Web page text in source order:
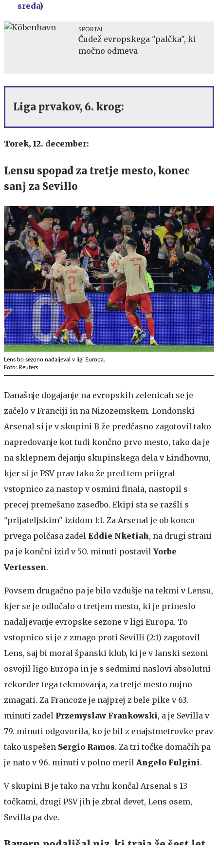
sreda)
SPORTAL
Čudež evropskega "palčka", ki
močno odmeva
Liga prvakov, 6. krog:
Torek, 12. december:
Lensu spopad za tretje mesto, konec
sanj za Sevillo
Lens bo sezono nadaljeval v ligi Europa.
Foto: Reuters
Današnje dogajanje na evropskih zelenicah se je
začelo v Franciji in na Nizozemskem. Londonski
Arsenal si je v skupini B že predčasno zagotovil tako
napredovanje kot tudi končno prvo mesto, tako da je
na sklepnem dejanju skupinskega dela v Eindhovnu,
kjer si je PSV prav tako že pred tem priigral
vstopnico za nastop v osmini finala, nastopil s
precej premešano zasedbo. Ekipi sta se razšli s
"prijateljskim" izidom 1:1. Za Arsenal je ob koncu
prvega polčasa zadel Eddie Nketiah, na drugi strani
pa je končni izid v 50. minuti postavil Yorbe
Vertessen.
Povsem drugačno pa je bilo vzdušje na tekmi v Lensu,
kjer se je odločalo o tretjem mestu, ki je prineslo
nadaljevanje evropske sezone v ligi Europa. To
vstopnico si je z zmago proti Sevilli (2:1) zagotovil
Lens, saj bi moral španski klub, ki je v lanski sezoni
osvojil ligo Europa in je s sedmimi naslovi absolutni
rekorder tega tekmovanja, za tretje mesto nujno
zmagati. Za Francoze je najprej z bele pike v 63.
minuti zadel Przemyslaw Frankowski, a je Sevilla v
79. minuti odgovorila, ko je bil z enajstmetrovke prav
tako uspešen Sergio Ramos. Za tri točke domačih pa
je nato v 96. minuti v polno meril Angelo Fulgini.
V skupini B je tako na vrhu končal Arsenal s 13
točkami, drugi PSV jih je zbral devet, Lens osem,
Sevilla pa dve.